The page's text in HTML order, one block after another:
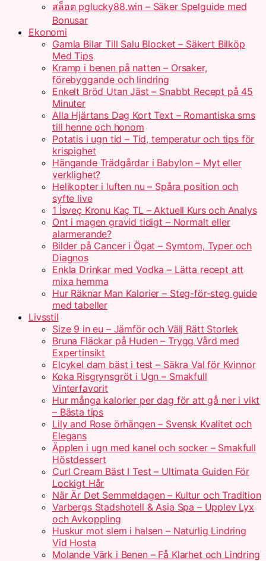
สล็อต pglucky88.win – Säker Spelguide med
Bonusar
Ekonomi
Gamla Bilar Till Salu Blocket – Säkert Bilköp
Med Tips
Kramp i benen på natten – Orsaker,
förebyggande och lindring
Enkelt Bröd Utan Jäst – Snabbt Recept på 45
Minuter
Alla Hjärtans Dag Kort Text – Romantiska sms
till henne och honom
Potatis i ugn tid – Tid, temperatur och tips för
krispighet
Hängande Trädgårdar i Babylon – Myt eller
verklighet?
Helikopter i luften nu – Spåra position och
syfte live
1 İsveç Kronu Kaç TL – Aktuell Kurs och Analys
Ont i magen gravid tidigt – Normalt eller
alarmerande?
Bilder på Cancer i Ögat – Symtom, Typer och
Diagnos
Enkla Drinkar med Vodka – Lätta recept att
mixa hemma
Hur Räknar Man Kalorier – Steg-för-steg guide
med tabeller
Livsstil
Size 9 in eu – Jämför och Välj Rätt Storlek
Bruna Fläckar på Huden – Trygg Vård med
Expertinsikt
Elcykel dam bäst i test – Säkra Val för Kvinnor
Koka Risgrynsgröt i Ugn – Smakfull
Vinterfavorit
Hur många kalorier per dag för att gå ner i vikt
– Bästa tips
Lily and Rose örhängen – Svensk Kvalitet och
Elegans
Äpplen i ugn med kanel och socker – Smakfull
Höstdessert
Curl Cream Bäst I Test – Ultimata Guiden För
Lockigt Hår
När Är Det Semmeldagen – Kultur och Tradition
Varbergs Stadshotell & Asia Spa – Upplev Lyx
och Avkoppling
Huskur mot slem i halsen – Naturlig Lindring
Vid Hosta
Molande Värk i Benen – Få Klarhet och Lindring